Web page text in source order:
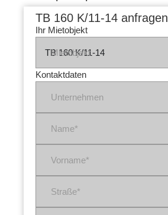
TB 160 K/11-14 anfragen
Ihr Mietobjekt
Mietobjekt
Kontaktdaten
Unternehmen
Name*
Vorname*
Straße*